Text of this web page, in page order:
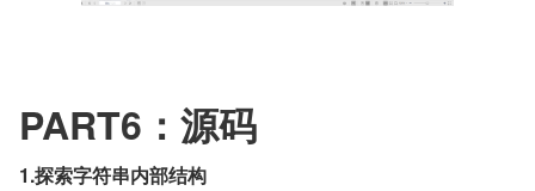
PART6：源码
1.探索字符串内部结构